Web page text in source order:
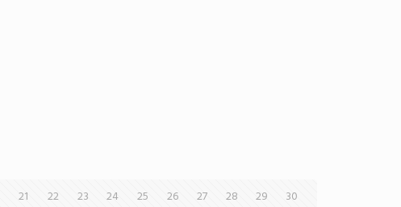
21 22 23 24 25 26 27 28 29
30